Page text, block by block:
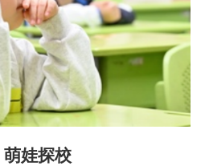
萌娃探校